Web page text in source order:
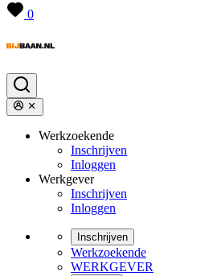
0
Werkzoekende
Inschrijven
Inloggen
Werkgever
Inschrijven
Inloggen
Inschrijven
Werkzoekende
WERKGEVER